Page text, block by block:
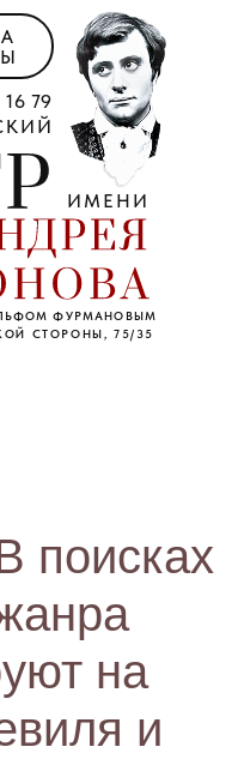
ИМЕНИ
ФУРМАНОВЫМ
79
СТОРОНЫ, 75/35
поисках
на
и